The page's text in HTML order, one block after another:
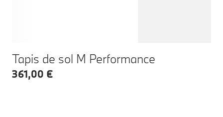
Tapis de sol M Performance
361,00 €